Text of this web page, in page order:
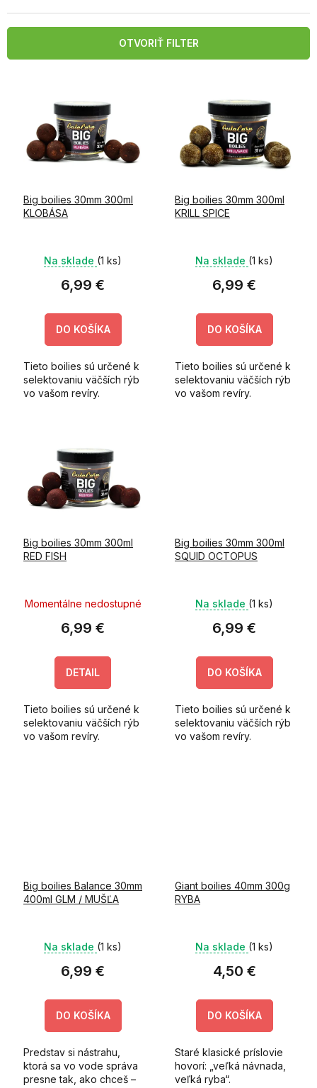
p
OTVORIŤ FILTER
Big boilies 30mm 300ml
KLOBÁSA
Na sklade (1 ks)
6,99 €
DO KOŠÍKA
Tieto boilies sú určené k
selektovaniu väčších rýb
vo vašom revíry.
Big boilies 30mm 300ml
KRILL SPICE
Na sklade (1 ks)
6,99 €
DO KOŠÍKA
Tieto boilies sú určené k
selektovaniu väčších rýb
vo vašom revíry.
Big boilies 30mm 300ml
RED FISH
Momentálne nedostupné
6,99 €
DETAIL
Tieto boilies sú určené k
selektovaniu väčších rýb
vo vašom revíry.
Big boilies 30mm 300ml
SQUID OCTOPUS
Na sklade (1 ks)
6,99 €
DO KOŠÍKA
Tieto boilies sú určené k
selektovaniu väčších rýb
vo vašom revíry.
Big boilies Balance 30mm
400ml GLM / MUŠĽA
Na sklade (1 ks)
6,99 €
DO KOŠÍKA
Predstav si nástrahu,
ktorá sa vo vode správa
presne tak, ako chceš –
Giant boilies 40mm 300g
RYBA
Na sklade (1 ks)
4,50 €
DO KOŠÍKA
Staré klasické príslovie
hovorí: „veľká návnada,
veľká ryba“.